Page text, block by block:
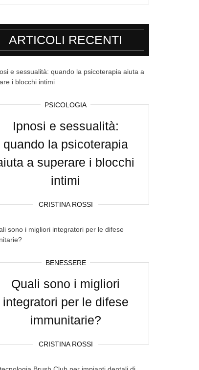
ARTICOLI RECENTI
PSICOLOGIA
Ipnosi e sessualità:
quando la psicoterapia
a superare i blocchi
intimi
CRISTINA ROSSI
BENESSERE
Quali sono i migliori
integratori per le difese
immunitarie?
CRISTINA ROSSI